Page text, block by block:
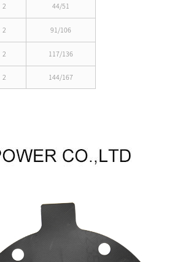
2 44/51
2 91/106
2 117/136
2 144/167